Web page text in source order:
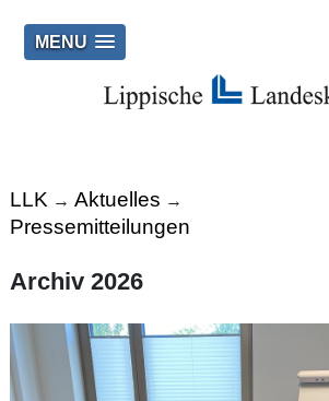
MENU
LLK → Aktuelles →
Pressemitteilungen
Archiv 2026